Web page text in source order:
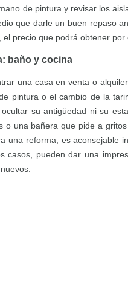
de pintura y revisar los
que darle un buen repaso
precio que podrá obtener
baño y cocina
una casa en venta o
pintura o el cambio de la
su antigüedad ni su
o una bañera que pide a
una reforma, es aconsejable
casos, pueden dar una